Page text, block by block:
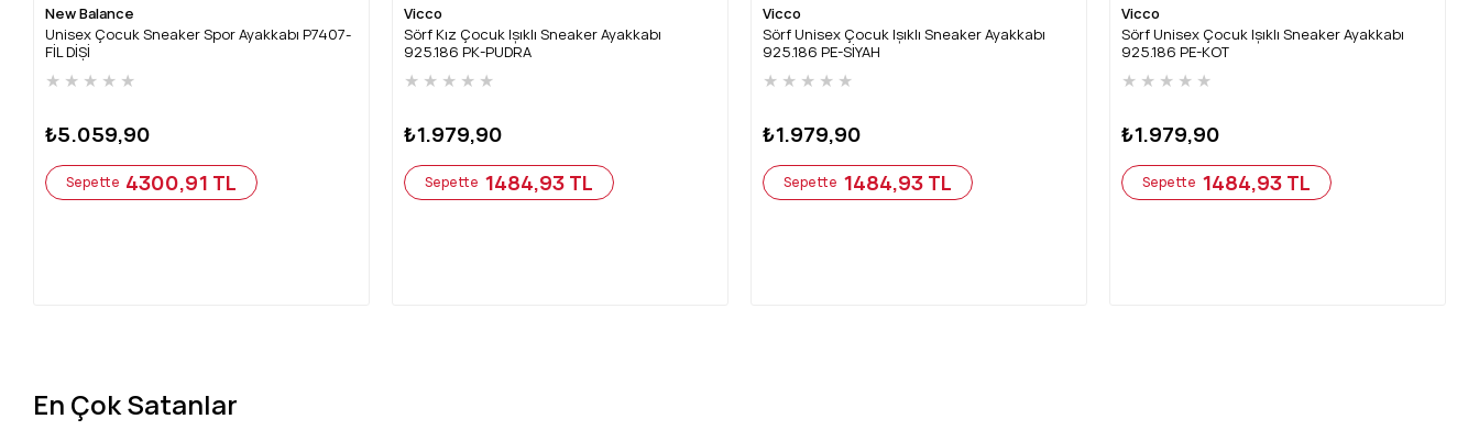
New Balance
Unisex Çocuk Sneaker Spor Ayakkabı P7407-
FİL DİŞİ
★ ★ ★ ★ ★
₺5.059,90
Sepette 4300,91 TL
Vicco
Sörf Kız Çocuk Işıklı Sneaker Ayakkabı
925.186 PK-PUDRA
★ ★ ★ ★ ★
₺1.979,90
Sepette 1484,93 TL
Vicco
Sörf Unisex Çocuk Işıklı Sneaker Ayakkabı
925.186 PE-SİYAH
★ ★ ★ ★ ★
₺1.979,90
Sepette 1484,93 TL
Vicco
Sörf Unisex Çocuk Işıklı Sneaker Ayakkabı
925.186 PE-KOT
★ ★ ★ ★ ★
₺1.979,90
Sepette 1484,93 TL
En Çok Satanlar